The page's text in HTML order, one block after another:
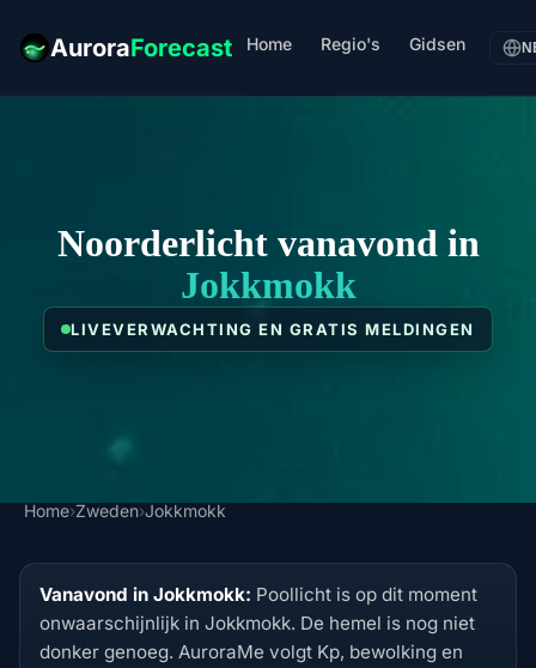
AuroraForecast Home Regio's Gidsen
Noorderlicht vanavond in
Jokkmokk
LIVEVERWACHTING EN GRATIS MELDINGEN
Home›Zweden›Jokkmokk
Vanavond in Jokkmokk: Poollicht is op dit moment
onwaarschijnlijk in Jokkmokk. De hemel is nog niet
donker genoeg. AuroraMe volgt Kp, bewolking en